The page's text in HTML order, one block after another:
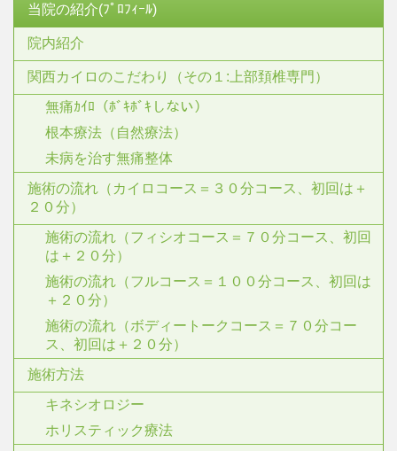
当院の紹介(ﾌﾟﾛﾌｨｰﾙ)
院内紹介
関西カイロのこだわり（その１:上部頚椎専門）
無痛ｶｲﾛ（ﾎﾞｷﾎﾞｷしない）
根本療法（自然療法）
未病を治す無痛整体
施術の流れ（カイロコース＝３０分コース、初回は＋
２０分）
施術の流れ（フィシオコース＝７０分コース、初回
は＋２０分）
施術の流れ（フルコース＝１００分コース、初回は
＋２０分）
施術の流れ（ボディートークコース＝７０分コー
ス、初回は＋２０分）
施術方法
キネシオロジー
ホリスティック療法